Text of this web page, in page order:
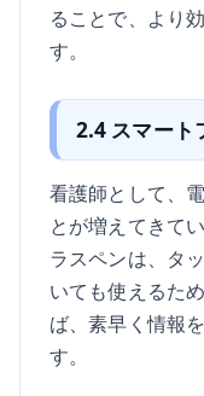
ることで、より
す。
2.4 スマート
看護師として、
とが増えてきて
ラスペンは、タ
いても使えるた
ば、素早く情報
す。